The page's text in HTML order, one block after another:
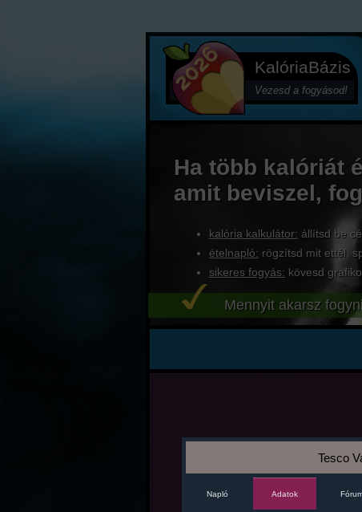
KalóriaBázis
Vezesd a fogyásod!
Ha több kalóriát
amit beviszel,
kalória kalkulátor: állítsd be
ételnapló: rögzítsd mit ettél,
sikeres fogyás: kövesd
Mennyit akarsz
Tesco
Napló Adatok